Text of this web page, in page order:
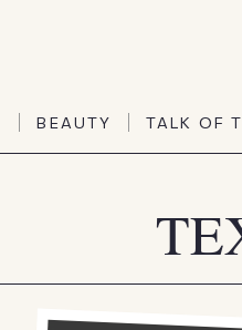
BEAUTY TALK OF
TALK OF